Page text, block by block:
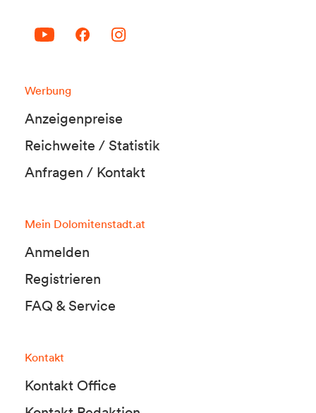
Werbung
Anzeigenpreise
Reichweite / Statistik
Anfragen / Kontakt
Mein Dolomitenstadt.at
Anmelden
Registrieren
FAQ & Service
Kontakt
Kontakt Office